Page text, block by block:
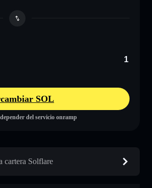
SOL
del servicio onramp
cartera Solflare